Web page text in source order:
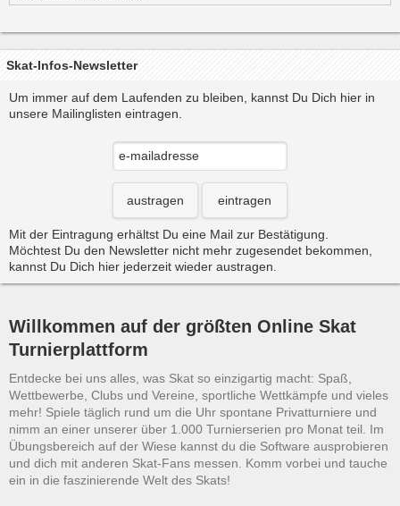
Skat-Infos-Newsletter
Um immer auf dem Laufenden zu bleiben, kannst Du Dich hier in
unsere Mailinglisten eintragen.
austragen eintragen
Mit der Eintragung erhältst Du eine Mail zur Bestätigung.
Möchtest Du den Newsletter nicht mehr zugesendet bekommen,
kannst Du Dich hier jederzeit wieder austragen.
Willkommen auf der größten Online Skat
Turnierplattform
Entdecke bei uns alles, was Skat so einzigartig macht: Spaß,
Wettbewerbe, Clubs und Vereine, sportliche Wettkämpfe und vieles
mehr! Spiele täglich rund um die Uhr spontane Privatturniere und
nimm an einer unserer über 1.000 Turnierserien pro Monat teil. Im
Übungsbereich auf der Wiese kannst du die Software ausprobieren
und dich mit anderen Skat-Fans messen. Komm vorbei und tauche
ein in die faszinierende Welt des Skats!